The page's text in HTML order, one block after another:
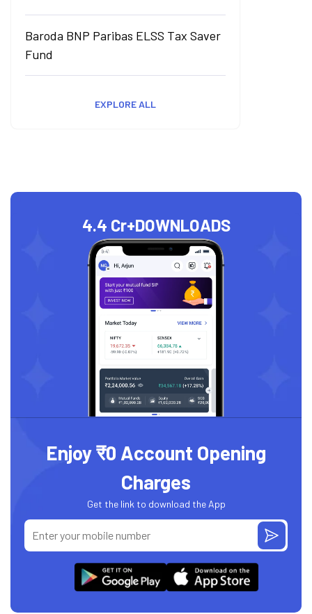
Baroda BNP Paribas ELSS Tax Saver
Fund
EXPLORE ALL
4.4 Cr+DOWNLOADS
Enjoy ₹0 Account Opening
Charges
Get the link to download the App